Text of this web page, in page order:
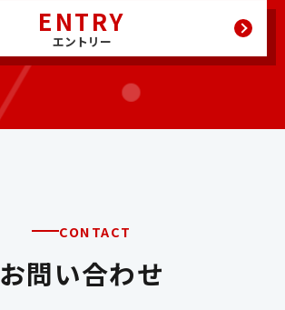
ENTRY
エントリー
CONTACT
お問い合わせ